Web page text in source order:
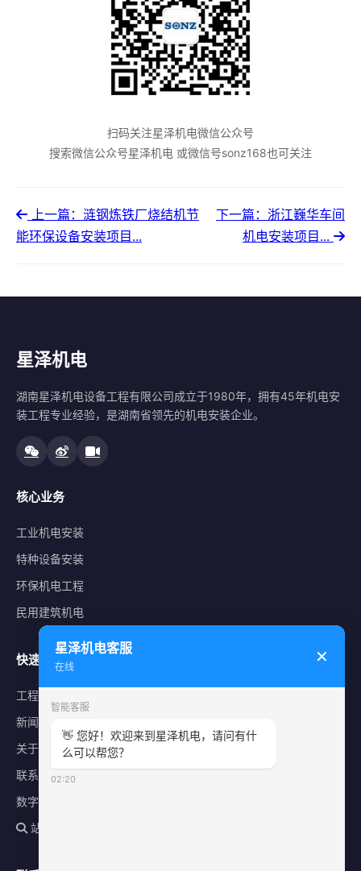
扫码关注星泽机电微信公众号
搜索微信公众号星泽机电 或微信号sonz168也可关注
上一篇：涟钢炼铁厂烧结机节
能环保设备安装项目...
下一篇：浙江巍华车间
机电安装项目...
星泽机电
湖南星泽机电设备工程有限公司成立于1980年，拥有45年机电安
装工程专业经验，是湖南省领先的机电安装企业。
核心业务
工业机电安装
特种设备安装
环保机电工程
民用建筑机电
快速导航
工程案例
新闻中心
关于星泽
联系我们
数字化平台
站内搜索
星泽机电客服
在线
✕
智能客服
👋 您好！欢迎来到星泽机电，请问有什
么可以帮您？
02:20